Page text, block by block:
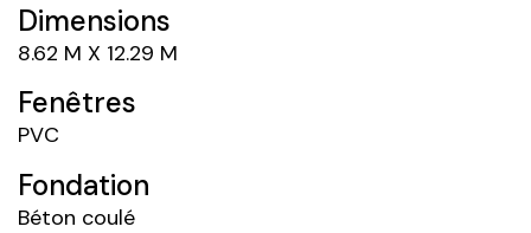
Dimensions
8.62 M X 12.29 M
Fenêtres
PVC
Fondation
Béton coulé